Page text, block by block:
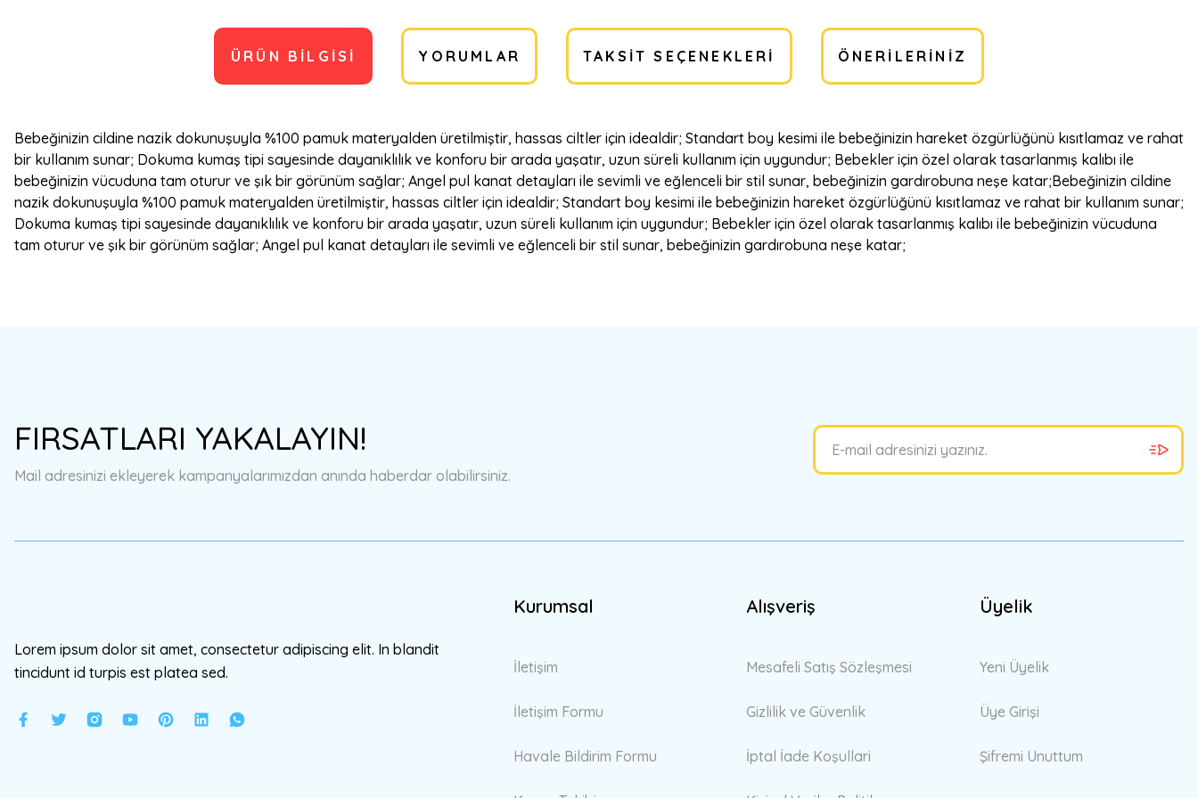
ÜRÜN BILGISI YORUMLAR TAKSIT SEÇENEKLERI ÖNERILERINIZ
Bebeğinizin cildine nazik dokunuşuyla %100 pamuk materyalden üretilmiştir, hassas ciltler için idealdir; Standart boy kesimi ile bebeğinizin hareket özgürlüğünü kısıtlamaz ve rahat
bir kullanım sunar; Dokuma kumaş tipi sayesinde dayanıklılık ve konforu bir arada yaşatır, uzun süreli kullanım için uygundur; Bebekler için özel olarak tasarlanmış kalıbı ile
bebeğinizin vücuduna tam oturur ve şık bir görünüm sağlar; Angel pul kanat detayları ile sevimli ve eğlenceli bir stil sunar, bebeğinizin gardırobuna neşe katar;Bebeğinizin cildine
nazik dokunuşuyla %100 pamuk materyalden üretilmiştir, hassas ciltler için idealdir; Standart boy kesimi ile bebeğinizin hareket özgürlüğünü kısıtlamaz ve rahat bir kullanım sunar;
Dokuma kumaş tipi sayesinde dayanıklılık ve konforu bir arada yaşatır, uzun süreli kullanım için uygundur; Bebekler için özel olarak tasarlanmış kalıbı ile bebeğinizin vücuduna
tam oturur ve şık bir görünüm sağlar; Angel pul kanat detayları ile sevimli ve eğlenceli bir stil sunar, bebeğinizin gardırobuna neşe katar;
Ürün açıklamasında eksik bilgiler bulunuyor.
Ürün fiyatı diğer sitelerden daha pahalı.
FIRSATLARI YAKALAYIN!
Mail adresinizi ekleyerek kampanyalarımızdan anında haberdar olabilirsiniz.
Lorem ipsum dolor sit amet, consectetur adipiscing elit. In blandit
tincidunt id turpis est platea sed.
Kurumsal
İletişim
İletişim Formu
Havale Bildirim Formu
Alışveriş
Mesafeli Satış Sözleşmesi
Gizlilik ve Güvenlik
İptal İade Koşullari
Üyelik
Yeni Üyelik
Üye Girişi
Şifremi Unuttum